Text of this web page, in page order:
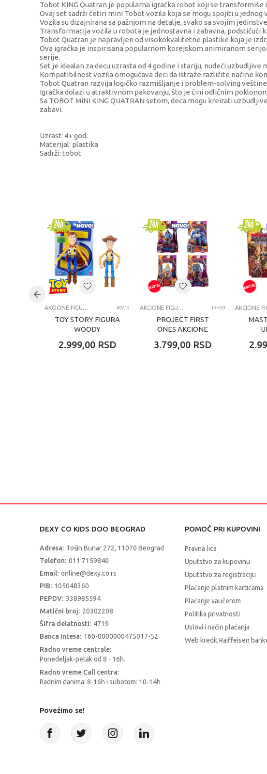
Tobot KING Quatran je popularna igračka robot koji se
Ovaj set sadrži četiri mini Tobot vozila koja se mogu spojiti u jednog
Vozila su dizajnirana sa pažnjom na detalje, svako sa svojim
Transformacija vozila u robota je jednostavna i zabavna, podstičući
Tobot Quatran je napravljen od visokokvalitetne plastike koja je
Ova igračka je inspirisana popularnom korejskom animiranom
serije.
Set je idealan za decu uzrasta od 4 godine i stariju, nudeći
Kompatibilnost vozila omogućava deci da istraže različite načine
Tobot Quatran razvija logičko razmišljanje i problem-solving
Igračka dolazi u atraktivnom pakovanju, što je čini odličnim
Sa TOBOT MINI KING QUATRAN setom, deca mogu kreirati
zabavi.
Uzrast: 4+ god.
Materijal: plastika
Sadrži: tobot
Akcione
Pol dečaci
Uzrast 4-6 godina
Kategorija AKCIONE
AKCIONE FIGURE I SETOVI JKV14
TOY STORY FIGURA
WOODY
2.999,00 RSD
AKCIONE FIGURE I SETOVI JKH99
PROJECT FIRST
ONES AKCIONE
ASORTIMAN
3.799,00 RSD
DEXY CO KIDS DOO BEOGRAD
Adresa: Tošin Bunar 272, 11070 Beograd
Telefon: 011 7159840
Email: online@dexy.co.rs
PIB: 105048360
PEPDV: 338985594
Matični broj: 20302208
Šifra delatnosti: 4719
Banca Intesa: 160-0000000475017-52
Radno vreme centrale:
Ponedeljak-petak od 8 - 16h.
Radno vreme Call centra:
Radnim danima: 8-16h i subotom: 10-14h
POMOĆ PRI KUPOVINI
Pravna lica
Uputstvo za kupovinu
Uputstvo za registraciju
Plaćanje platnim karticama
Plaćanje vaučerom
Politika privatnosti
Uslovi i način plaćanja
Web kredit Raiffeisen
Povežimo se!